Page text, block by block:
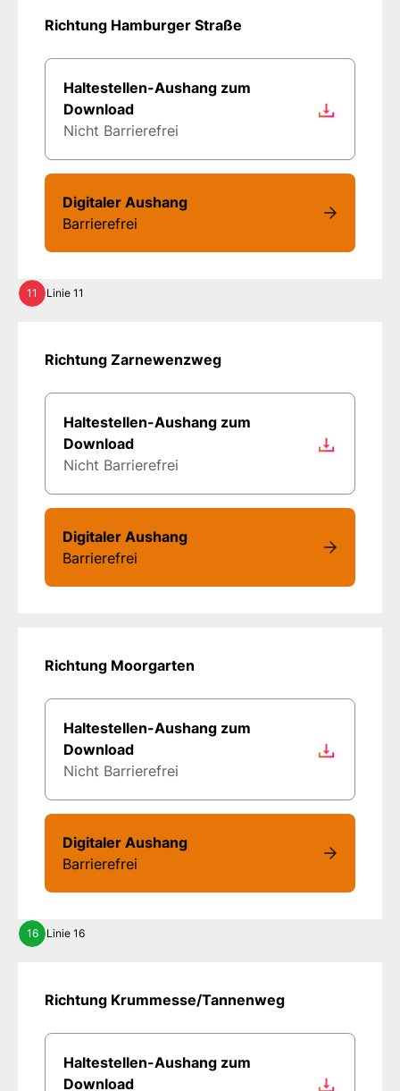
Richtung Hamburger Straße
Haltestellen-Aushang zum
Download
Nicht Barrierefrei
Digitaler Aushang
Barrierefrei
11 Linie 11
Richtung Zarnewenzweg
Haltestellen-Aushang zum
Download
Nicht Barrierefrei
Digitaler Aushang
Barrierefrei
Richtung Moorgarten
Haltestellen-Aushang zum
Download
Nicht Barrierefrei
Digitaler Aushang
Barrierefrei
16 Linie 16
Richtung Krummesse/Tannenweg
Haltestellen-Aushang zum
Download